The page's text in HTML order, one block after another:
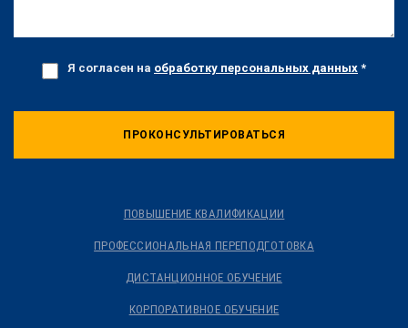
Я согласен на обработку персональных данных *
ПРОКОНСУЛЬТИРОВАТЬСЯ
ПОВЫШЕНИЕ КВАЛИФИКАЦИИ
ПРОФЕССИОНАЛЬНАЯ ПЕРЕПОДГОТОВКА
ДИСТАНЦИОННОЕ ОБУЧЕНИЕ
КОРПОРАТИВНОЕ ОБУЧЕНИЕ